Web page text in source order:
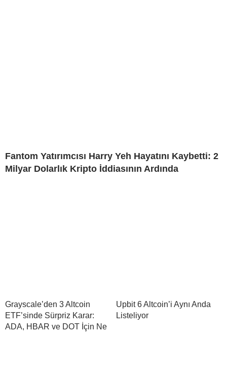
Fantom Yatırımcısı Harry Yeh Hayatını Kaybetti: 2
Milyar Dolarlık Kripto İddiasının Ardında
Grayscale’den 3 Altcoin
ETF’sinde Sürpriz Karar:
ADA, HBAR ve DOT İçin Ne
Upbit 6 Altcoin’i Aynı Anda
Listeliyor